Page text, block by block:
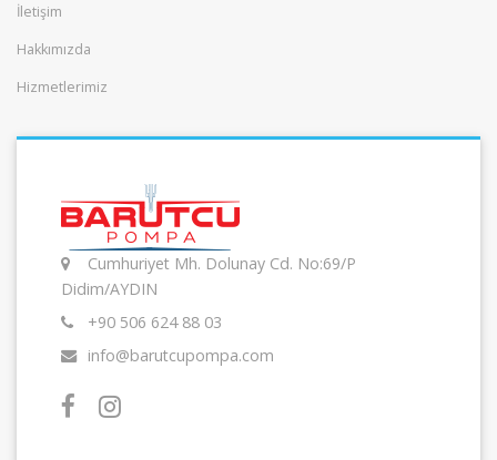
İletişim
Hakkımızda
Hizmetlerimiz
Cumhuriyet Mh. Dolunay Cd. No:69/P
Didim/AYDIN
+90 506 624 88 03
info@barutcupompa.com